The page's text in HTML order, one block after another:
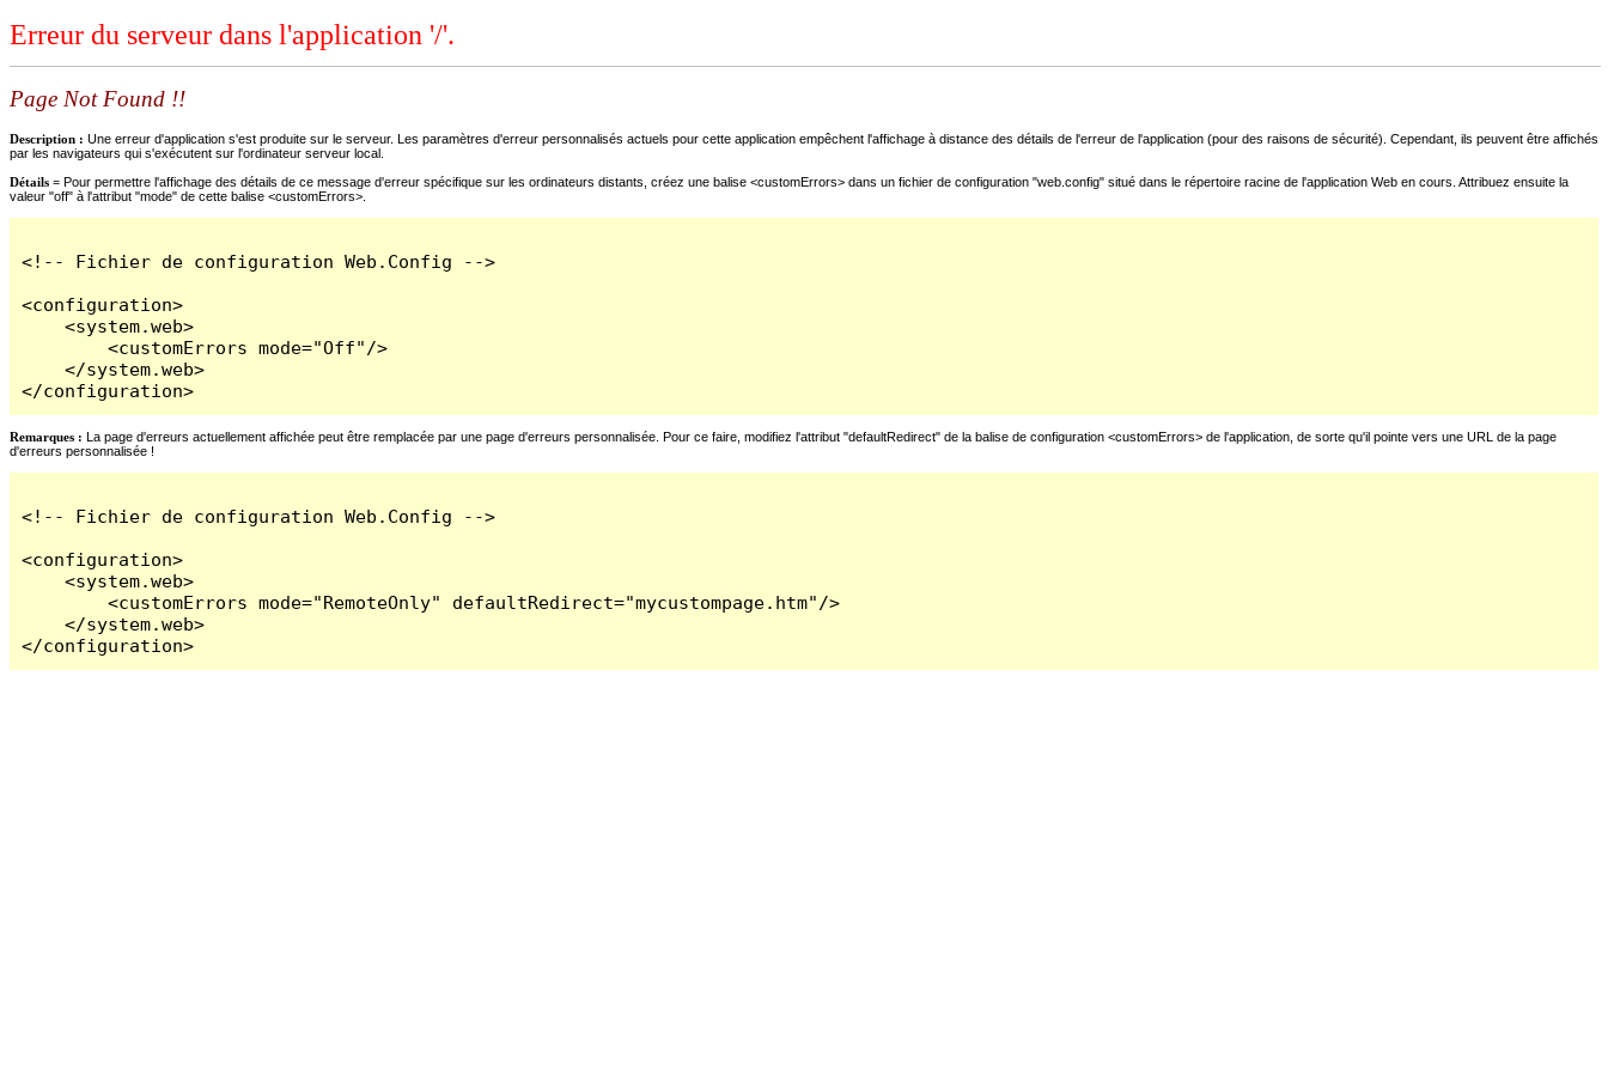
Erreur du serveur dans l'application '/'.
Page Not Found !!
Description : Une erreur d'application s'est produite sur le serveur. Les paramètres d'erreur personnalisés actuels pour cette application empêchent l'affichage à distance des détails de l'erreur de l'application (pour des raisons de sécurité). Cependant, ils peuvent être affichés
par les navigateurs qui s'exécutent sur l'ordinateur serveur local.
Détails = Pour permettre l'affichage des détails de ce message d'erreur spécifique sur les ordinateurs distants, créez une balise <customErrors> dans un fichier de configuration "web.config" situé dans le répertoire racine de l'application Web en cours. Attribuez ensuite la
valeur "off" à l'attribut "mode" de cette balise <customErrors>.
<!-- Fichier de configuration Web.Config -->
<configuration>
    <system.web>
        <customErrors mode="Off"/>
    </system.web>
</configuration>
Remarques : La page d'erreurs actuellement affichée peut être remplacée par une page d'erreurs personnalisée. Pour ce faire, modifiez l'attribut "defaultRedirect" de la balise de configuration <customErrors> de l'application, de sorte qu'il pointe vers une URL de la page
d'erreurs personnalisée !
<!-- Fichier de configuration Web.Config -->
<configuration>
    <system.web>
        <customErrors mode="RemoteOnly" defaultRedirect="mycustompage.htm"/>
    </system.web>
</configuration>